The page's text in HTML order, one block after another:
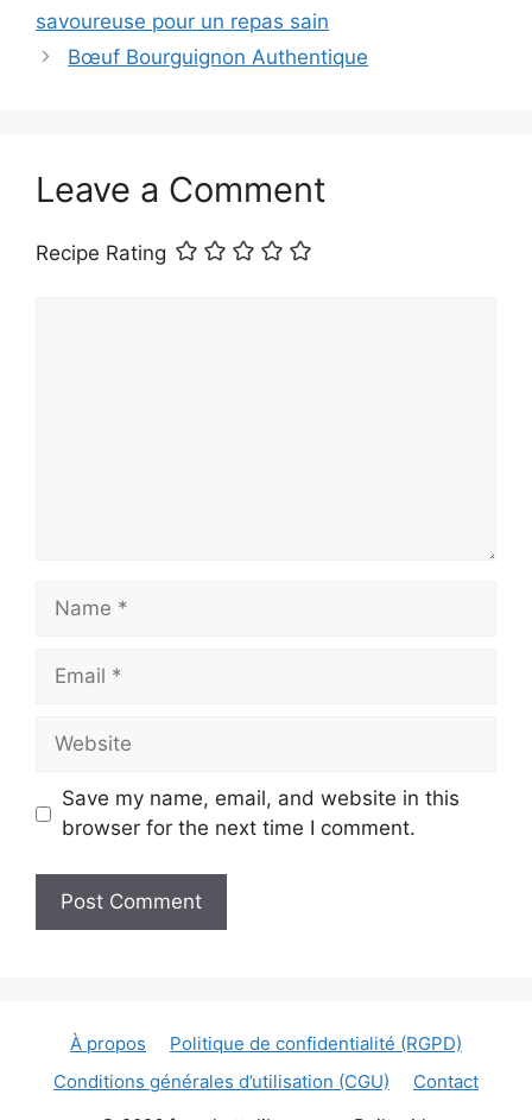
savoureuse pour un repas sain
Bœuf Bourguignon Authentique
Leave a Comment
Recipe Rating
Name
Email
Website
Save my name, email, and website in this
browser for the next time I comment.
À propos
Politique de confidentialité (RGPD)
Conditions générales d’utilisation (CGU)
Contact